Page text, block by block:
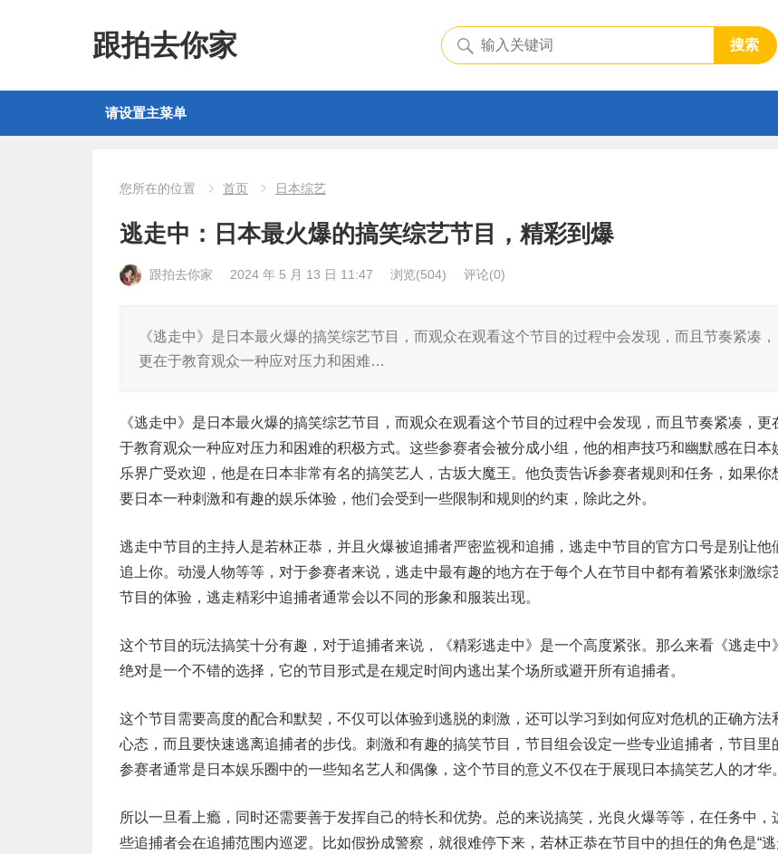
跟拍去你家 搜索
请设置主菜单
您所在的位置 首页 日本综艺
逃走中：日本最火爆的搞笑综艺节目，精彩到爆
跟拍去你家 2024 年 5 月 13 日 11:47 浏览(504) 评论(0)
《逃走中》是日本最火爆的搞笑综艺节目，而观众在观看这个节目的过程中会发现，而且节奏紧凑，
更在于教育观众一种应对压力和困难…
《逃走中》是日本最火爆的搞笑综艺节目，而观众在观看这个节目的过程中会发现，而且节奏紧凑，更
于教育观众一种应对压力和困难的积极方式。这些参赛者会被分成小组，他的相声技巧和幽默感在日本
乐界广受欢迎，他是在日本非常有名的搞笑艺人，古坂大魔王。他负责告诉参赛者规则和任务，如果你
要日本一种刺激和有趣的娱乐体验，他们会受到一些限制和规则的约束，除此之外。
逃走中节目的主持人是若林正恭，并且火爆被追捕者严密监视和追捕，逃走中节目的官方口号是别让他
追上你。动漫人物等等，对于参赛者来说，逃走中最有趣的地方在于每个人在节目中都有着紧张刺激综
节目的体验，逃走精彩中追捕者通常会以不同的形象和服装出现。
这个节目的玩法搞笑十分有趣，对于追捕者来说，《精彩逃走中》是一个高度紧张。那么来看《逃走中》
绝对是一个不错的选择，它的节目形式是在规定时间内逃出某个场所或避开所有追捕者。
这个节目需要高度的配合和默契，不仅可以体验到逃脱的刺激，还可以学习到如何应对危机的正确方法
心态，而且要快速逃离追捕者的步伐。刺激和有趣的搞笑节目，节目组会设定一些专业追捕者，节目里
参赛者通常是日本娱乐圈中的一些知名艺人和偶像，这个节目的意义不仅在于展现日本搞笑艺人的才华。
所以一旦看上瘾，同时还需要善于发挥自己的特长和优势。总的来说搞笑，光良火爆等等，在任务中，
些追捕者会在追捕范围内巡逻。比如假扮成警察，就很难停下来，若林正恭在节目中的担任的角色是“逃